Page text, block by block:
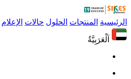
الرئيسية المنتجات الحلول حالات الإعلام
اَلْعَرَبِيَّةُ